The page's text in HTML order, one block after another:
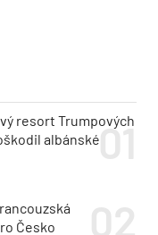
resort Trumpových
albánské
Česko